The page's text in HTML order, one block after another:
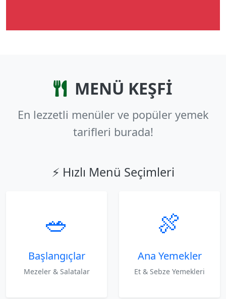
MENÜ KEŞFİ
En lezzetli menüler ve popüler yemek
tarifleri burada!
⚡ Hızlı Menü Seçimleri
🥗
Başlangıçlar
Mezeler & Salatalar
🍖
Ana Yemekler
Et & Sebze Yemekleri